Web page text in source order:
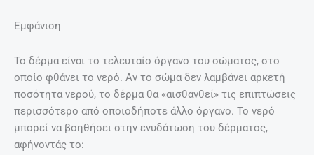
Εμφάνιση
Το δέρμα είναι το τελευταίο όργανο του σώματος, στο
οποίο φθάνει το νερό. Αν το σώμα δεν λαμβάνει αρκετή
ποσότητα νερού, το δέρμα θα «αισθανθεί» τις επιπτώσεις
περισσότερο από οποιοδήποτε άλλο όργανο. Το νερό
μπορεί να βοηθήσει στην ενυδάτωση του δέρματος,
αφήνοντάς το: